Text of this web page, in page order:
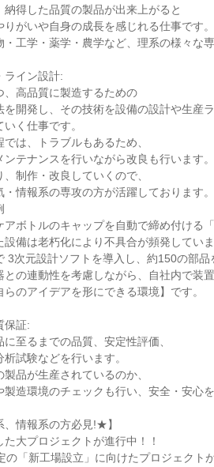
納得した品質の製品が出来上がると
りがいや自身の成長を感じれる仕事です。
・工学・薬学・農学など、理系の様々な
ライン設計:
、高品質に製造するための
を開発し、その技術を設備の設計や生産
く仕事です。
は、トラブルもあるため、
ンテナンスを行いながら改良も行います。
制作・改良していくので、
情報系の専攻の方が活躍しております。
ボトルのキャップを自動で締め付ける
設備は老朽化により不具合が頻発していま
3次元設計ソフトを導入し、約150の部品
の連動性を考慮しながら、自社内で装
らのアイデアを形にできる環境】です。
保証:
至るまでの品質、安定性評価、
試験などを行います。
品が生産されているのか、
造環境のチェックも行い、安全・安心を
、情報系の方必見!★】
大プロジェクトが進行中！！
の「新工場設立」に向けたプロジェクト